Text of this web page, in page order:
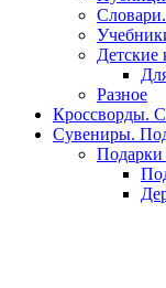
Детские
Разное
Кроссворды.
Сувениры.